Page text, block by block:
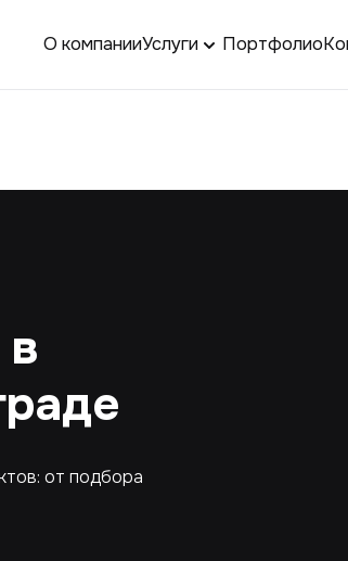
О компанииУслуги Портфолио
от подбора